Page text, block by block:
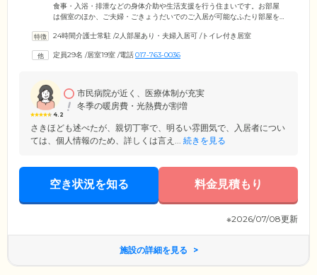
食事・入浴・排泄などの身体介助や生活支援を行う住まいです。お部屋
は個室のほか、ご夫婦・ごきょうだいでのご入居が可能なふたり部屋を
ご提供。ほかのご入居者様との会話に花を咲かせながら、なごやかなひ
をご用意。お体の状態に合わせて、快適に清潔を保っていただけます。
いただけます。
24時間介護士常駐 /2人部屋あり・夫婦入居可 /トイレ付き居室
定員29名 /居室19室 /電話017-763-0036
4.2
市民病院が近く、医療体制が充実
冬季の暖房費・光熱費が割増
さきほども述べたが、親切丁寧で、明るい雰囲気で、入居者につい
ては、個人情報のため、詳しくは言え... 続きを見る
空き状況を知る 料金見積もり
※2026/07/08更新
施設の詳細を見る